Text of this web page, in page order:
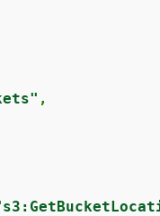
,